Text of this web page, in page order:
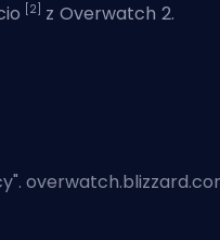
[2] z Overwatch 2.
".